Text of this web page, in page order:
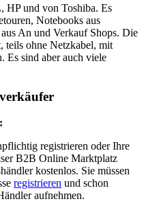
HP und von Toshiba. Es
Notebooks aus
An und Verkauf Shops. Die
teils ohne Netzkabel, mit
Es sind aber auch viele
registrieren oder Ihre
B2B Online Marktplatz
kostenlos. Sie müssen
registrieren und schon
aufnehmen.